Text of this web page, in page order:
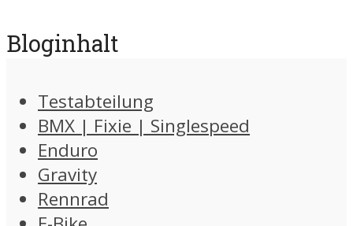
Bloginhalt
Testabteilung
BMX | Fixie | Singlespeed
Enduro
Gravity
Rennrad